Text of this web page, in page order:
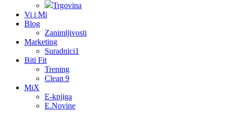
Trgovina
Vi i Mi
Blog
Zanimljivosti
Marketing
Suradnici1
Biti Fit
Trening
Clean 9
MiX
E-knjiga
E.Novine